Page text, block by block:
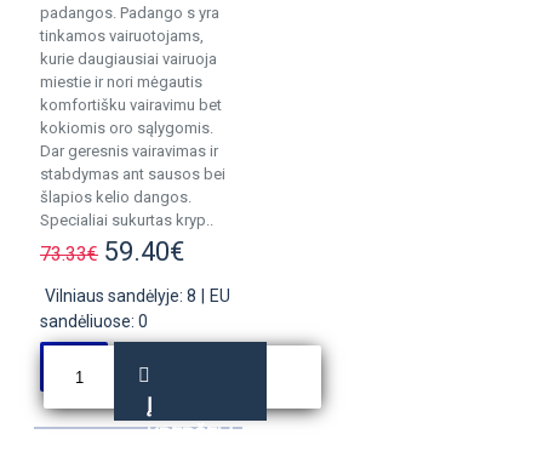
padangos. Padango s yra
tinkamos vairuotojams,
kurie daugiausiai vairuoja
miestie ir nori mėgautis
komfortišku vairavimu bet
kokiomis oro sąlygomis.
Dar geresnis vairavimas ir
stabdymas ant sausos bei
šlapios kelio dangos.
Specialiai sukurtas kryp..
73.33€ 59.40€
Vilniaus sandėlyje: 8
EU
sandėliuose: 0
Į
KREPŠELĮ